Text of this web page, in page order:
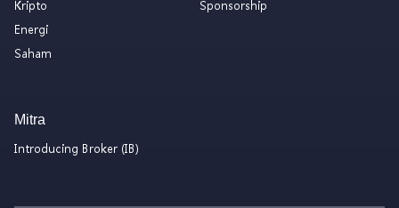
Kripto
Energi
Saham
Sponsorship
Mitra
Introducing Broker (IB)